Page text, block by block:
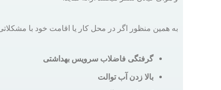
به همین منظور اگر در محل کار یا اقامت خود با
گرفتگی فاضلاب سرویس بهداشتی
بالا زدن آب توالت